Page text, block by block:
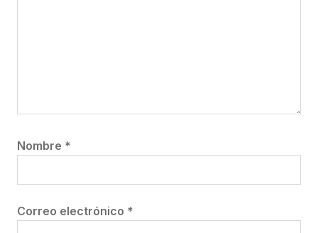
Nombre *
Correo electrónico *